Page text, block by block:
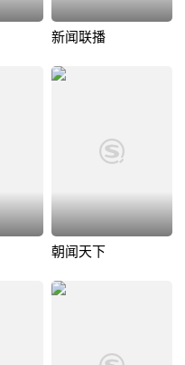
新闻联播
朝闻天下